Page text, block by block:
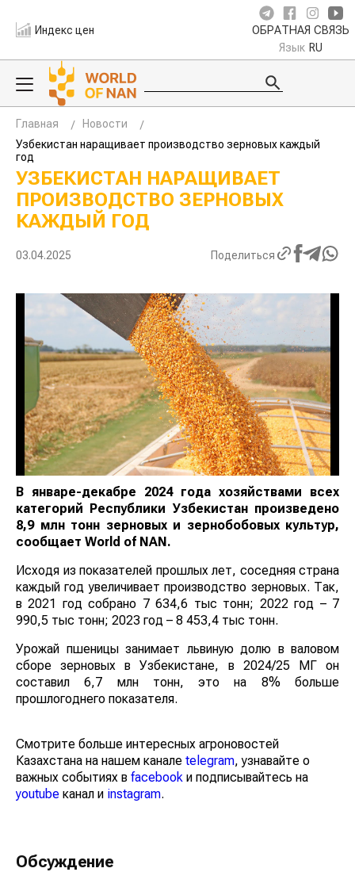
Индекс цен ОБРАТНАЯ СВЯЗЬ
Язык RU
Главная
Новости
Узбекистан наращивает производство зерновых каждый
год
УЗБЕКИСТАН НАРАЩИВАЕТ
ПРОИЗВОДСТВО ЗЕРНОВЫХ
КАЖДЫЙ ГОД
03.04.2025 Поделиться
В январе-декабре 2024 года хозяйствами всех
категорий Республики Узбекистан произведено
8,9 млн тонн зерновых и зернобобовых культур,
сообщает World of NAN.
Исходя из показателей прошлых лет, соседняя страна
каждый год увеличивает производство зерновых. Так,
в 2021 год собрано 7 634,6 тыс тонн; 2022 год – 7
990,5 тыс тонн; 2023 год – 8 453,4 тыс тонн.
Урожай пшеницы занимает львиную долю в валовом
сборе зерновых в Узбекистане, в 2024/25 МГ он
составил 6,7 млн тонн, это на 8% больше
прошлогоднего показателя.
Смотрите больше интересных агроновостей
Казахстана на нашем канале telegram, узнавайте о
важных событиях в facebook и подписывайтесь на
youtube канал и instagram.
Обсуждение